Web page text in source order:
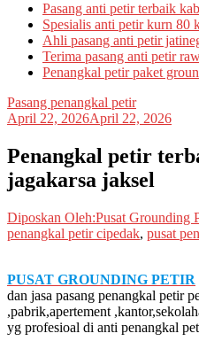
Pasang anti petir terbaik
Spesialis anti petir kurn 80
Ahli pasang anti petir
Terima pasang anti petir
Penangkal petir paket
Pasang penangkal petir
April 22, 2026April 22, 2026
Penangkal petir
jagakarsa jaksel
Diposkan Oleh:Pusat Grounding
penangkal petir cipedak, pusat
PUSAT GROUNDING PETIR
dan jasa pasang penangkal petir
,pabrik,apertement
yg profesioal di anti penangkal